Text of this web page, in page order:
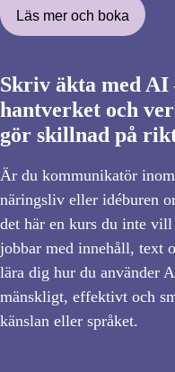
Läs mer och boka
Skriv äkta med AI
hantverket och
gör skillnad på
Är du kommunikatör
näringsliv eller idéburen
det här en kurs du inte
jobbar med innehåll, text
lära dig hur du använder
mänskligt, effektivt och
känslan eller språket.